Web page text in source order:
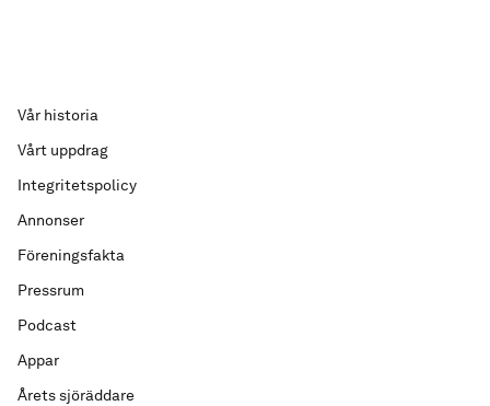
Vår historia
Vårt uppdrag
Integritetspolicy
Annonser
Föreningsfakta
Pressrum
Podcast
Appar
Årets sjöräddare